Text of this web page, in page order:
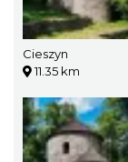
Cieszyn
11.35 km